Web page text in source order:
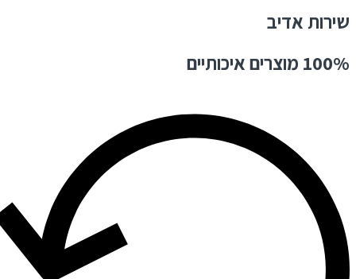
שירות אדיב
100% מוצרים איכותיים